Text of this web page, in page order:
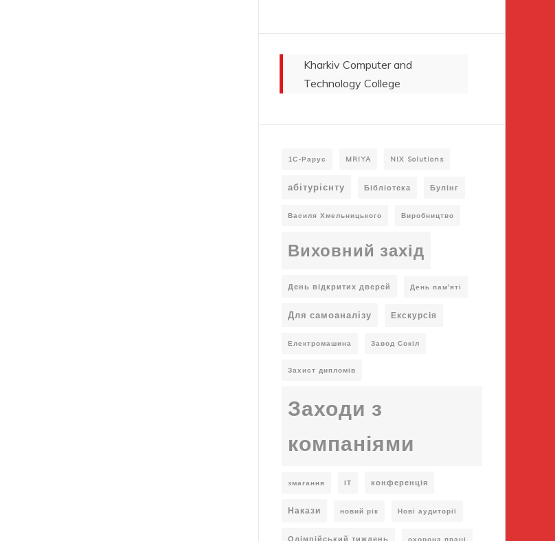
Kharkiv Computer and
Technology College
1С-Рарус MRIYA NIX Solutions
абітурієнту Бібліотека Булінг
Василя Хмельницького Виробництво
Виховний захід
День відкритих дверей День пам'яті
Для самоаналізу Екскурсія
Електромашина Завод Сокіл
Захист дипломів
Заходи з
компаніями
змагання ІТ конференція
Накази новий рік Нові аудиторії
Олімпійський тиждень